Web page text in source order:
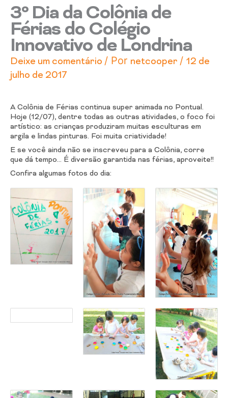
3º Dia da Colônia de
Férias do Colégio
Innovativo de Londrina
Deixe um comentário / Por netcooper / 12 de
julho de 2017
A Colônia de Férias continua super animada no Pontual.
Hoje (12/07), dentre todas as outras atividades, o foco foi
artístico: as crianças produziram muitas esculturas em
argila e lindas pinturas. Foi muita criatividade!
E se você ainda não se inscreveu para a Colônia, corre
que dá tempo… É diversão garantida nas férias, aproveite!!
Confira algumas fotos do dia: